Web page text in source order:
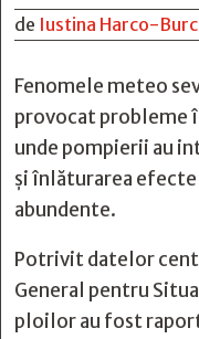
de Iustina Harco-
Fenomele meteo
provocat probleme
unde pompierii au
și înlăturarea
abundente.
Potrivit datelor
General pentru
ploilor au fost